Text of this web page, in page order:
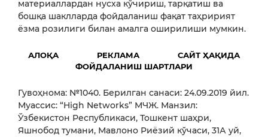
материаллардан нусха кўчириш, тарқатиш ва
бошқа шаклларда фойдаланиш фақат таҳририят
ёзма розилиги билан амалга оширилиши мумкин.
АЛОҚА РЕКЛАМА
САЙТ ҲАҚИДА
ФОЙДАЛАНИШ ШАРТЛАРИ
Гувоҳнома: №1040. Берилган санаси: 24.09.2019 йил.
Муассис: “High Networks” МЧЖ. Манзил:
Ўзбекистон Республикаси, Тошкент шаҳри,
Яшнобод тумани, Мавлоно Риёзий кўчаси, 31А уй,